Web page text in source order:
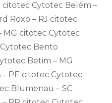
Cytotec Belém –
Roxo – RJ citotec
MG citotec Cytotec
Bento
Betim – MG
PE citotec Cytotec
Blumenau – SC